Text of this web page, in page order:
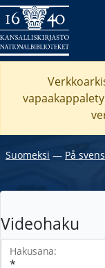
Suomeksi ― På
Videohaku
Hakusana: